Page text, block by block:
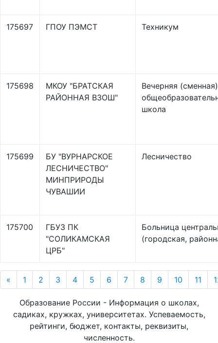
175697 ГПОУ ПЭМСТ Техникум
175698
МКОУ "БРАТСКАЯ
РАЙОННАЯ ВЗОШ"
Вечерняя (сменная)
школа
175699
БУ "ВУРНАРСКОЕ
ЛЕСНИЧЕСТВО"
МИНПРИРОДЫ
ЧУВАШИИ
Лесничество
175700
ГБУЗ ПК
"СОЛИКАМСКАЯ
ЦРБ"
Больница
(городская,
« 1 2 3 4 5 6 7 8 9 10 11
Образование России - Информация о школах,
садиках, кружках, университетах. Успеваемость,
рейтинги, бюджет, контакты, реквизиты,
численность.